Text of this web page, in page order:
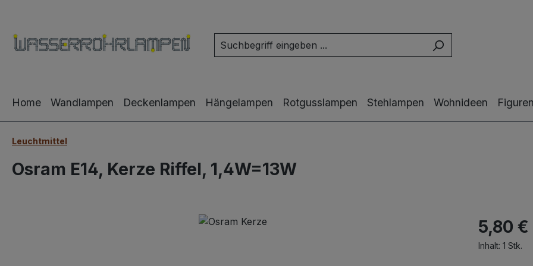
Home Wandlampen Deckenlampen Hängelampen Rotgusslampen Stehlampen Wohnideen Figuren
Leuchtmittel
Osram E14, Kerze Riffel, 1,4W=13W
5,80 €
Inhalt: 1 Stk.